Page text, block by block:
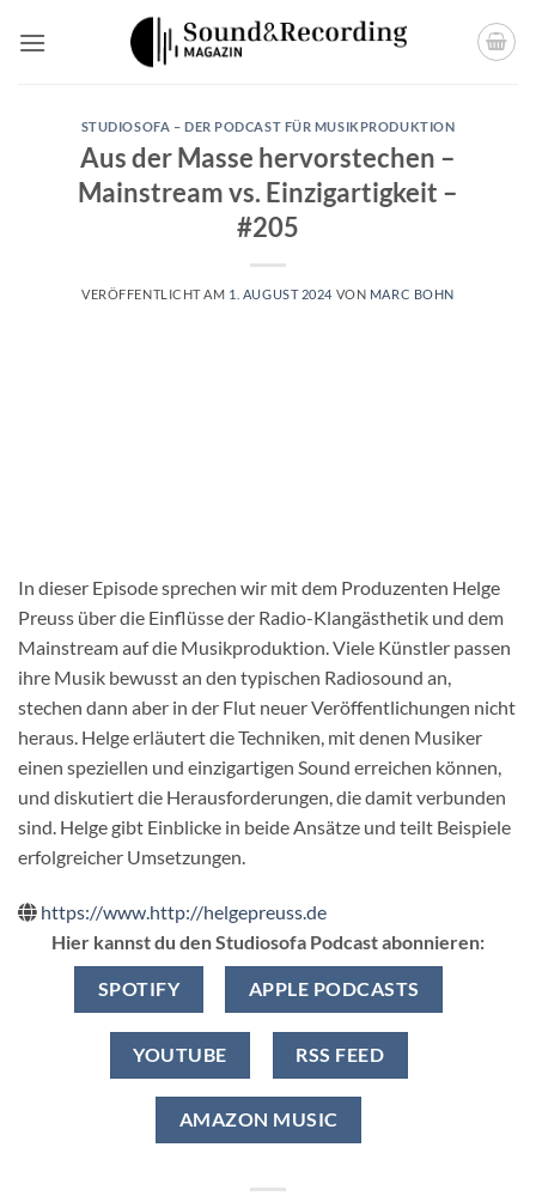
Inhalt
STUDIOSOFA – DER PODCAST FÜR MUSIKPRODUKTION
Aus der Masse hervorstechen –
Mainstream vs. Einzigartigkeit –
#205
VERÖFFENTLICHT AM 1. AUGUST 2024 VON MARC BOHN
In dieser Episode sprechen wir mit dem Produzenten Helge
Preuss über die Einflüsse der Radio-Klangästhetik und dem
Mainstream auf die Musikproduktion. Viele Künstler passen
ihre Musik bewusst an den typischen Radiosound an,
stechen dann aber in der Flut neuer Veröffentlichungen nicht
heraus. Helge erläutert die Techniken, mit denen Musiker
einen speziellen und einzigartigen Sound erreichen können,
und diskutiert die Herausforderungen, die damit verbunden
sind. Helge gibt Einblicke in beide Ansätze und teilt Beispiele
erfolgreicher Umsetzungen.
https://www.http://helgepreuss.de
Hier kannst du den Studiosofa Podcast abonnieren:
SPOTIFY APPLE PODCASTS
YOUTUBE RSS FEED
AMAZON MUSIC